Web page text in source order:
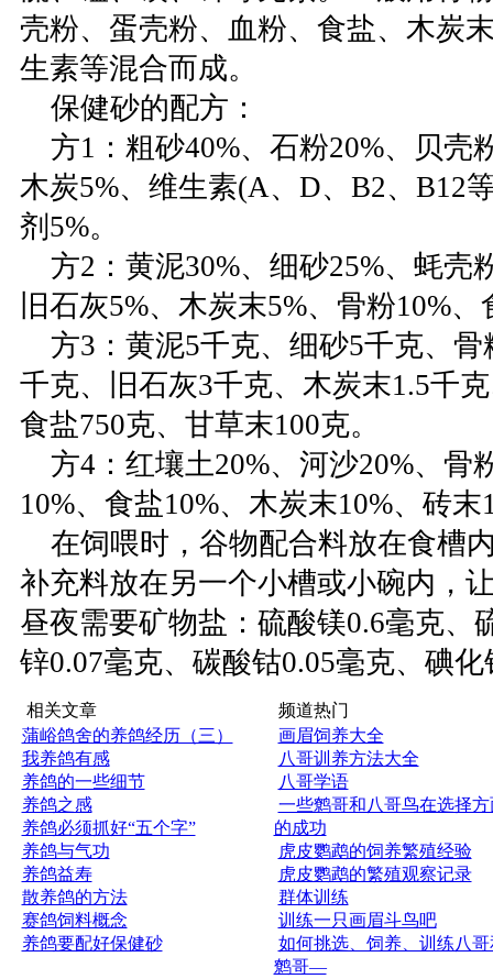
壳粉、蛋壳粉、血粉、食盐、木炭
生素等混合而成。
保健砂的配方：
方1：粗砂40%、石粉20%、贝壳
木炭5%、维生素(A、D、B2、B12
剂5%。
方2：黄泥30%、细砂25%、蚝壳
旧石灰5%、木炭末5%、骨粉10%、
方3：黄泥5千克、细砂5千克、骨
千克、旧石灰3千克、木炭末1.5千
食盐750克、甘草末100克。
方4：红壤土20%、河沙20%、骨
10%、食盐10%、木炭末10%、砖末
在饲喂时，谷物配合料放在食槽
补充料放在另一个小槽或小碗内，
昼夜需要矿物盐：硫酸镁0.6毫克、
锌0.07毫克、碳酸钴0.05毫克、碘化
相关文章
蒲峪鸽舍的养鸽经历（三）
我养鸽有感
养鸽的一些细节
养鸽之感
养鸽必须抓好“五个字”
养鸽与气功
养鸽益寿
散养鸽的方法
赛鸽饲料概念
养鸽要配好保健砂
频道热门
画眉饲养大全
八哥训养方法大全
八哥学语
一些鹩哥和八哥鸟在选择方
的成功
虎皮鹦鹉的饲养繁殖经验
虎皮鹦鹉的繁殖观察记录
群体训练
训练一只画眉斗鸟吧
如何挑选、饲养、训练八哥
鹩哥—